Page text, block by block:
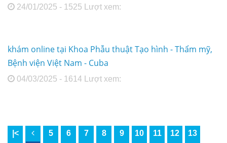
24/01/2025 - 1525 Lượt xem:
khám online tại Khoa Phẫu thuật Tạo hình - Thẩm mỹ,
Bệnh viện Việt Nam - Cuba
04/03/2025 - 1614 Lượt xem:
|< 5 6 7 8 9 10 11 12
13